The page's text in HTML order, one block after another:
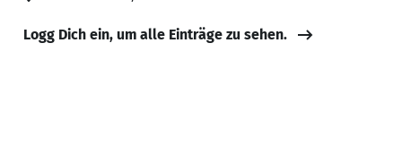
Logg Dich ein, um alle Einträge zu sehen.